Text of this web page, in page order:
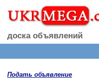
доска объявлений
Подать объявление